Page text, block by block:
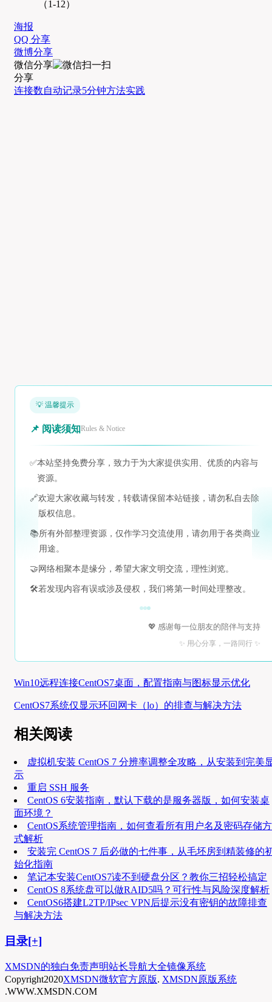
（1-12）
海报
QQ 分享
微博分享
微信分享
分享
连接数自动记录5分钟方法实践
💡 温馨提示
📌 阅读须知Rules & Notice
✅本站坚持免费分享，致力于为大家提供实用、优质的内容与
资源。
🔗欢迎大家收藏与转发，转载请保留本站链接，请勿私自去除
版权信息。
📚所有外部整理资源，仅作学习交流使用，请勿用于各类商业
用途。
🤝 网络相聚本是缘分，希望大家文明交流，理性浏览。
🛠️若发现内容有误或涉及侵权，我们将第一时间处理整改。
💖 感谢每一位朋友的陪伴与支持
✨ 用心分享，一路同行 ✨
Win10远程连接CentOS7桌面，配置指南与图标显示优化
CentOS7系统仅显示环回网卡（lo）的排查与解决方法
相关阅读
虚拟机安装 CentOS 7 分辨率调整全攻略，从安装到完美
示
重启 SSH 服务
CentOS 6安装指南，默认下载的是服务器版，如何安装桌
面环境？
CentOS系统管理指南，如何查看所有用户名及密码存储方
式解析
安装完 CentOS 7 后必做的七件事，从毛坯房到精装修的
始化指南
笔记本安装CentOS7读不到硬盘分区？教你三招轻松搞定
CentOS 8系统盘可以做RAID5吗？可行性与风险深度解析
CentOS6搭建L2TP/IPsec VPN后提示没有密钥的故障排查
与解决方法
目录[+]
XMSDN的独白免责声明站长导航大全镜像系统
Copyright2020XMSDN微软官方原版. XMSDN原版系统
.WWW.XMSDN.COM